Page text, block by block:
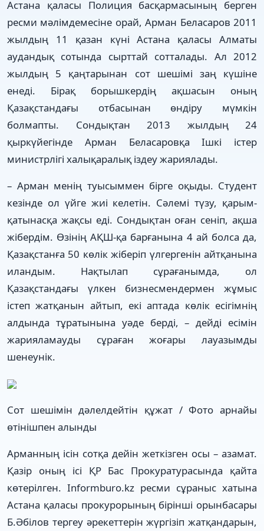
Астана қаласы Полиция басқармасының берген
ресми мәлімдемесіне орай, Арман Беласаров 2011
жылдың 11 қазан күні Астана қаласы Алматы
аудандық сотында сырттай сотталады. Ал 2012
жылдың 5 қаңтарынан сот шешімі заң күшіне
енеді. Бірақ борышкердің ақшасын оның
Қазақстандағы отбасынан өндіру мүмкін
болмапты. Сондықтан 2013 жылдың 24
қыркүйегінде Арман Беласаровқа Ішкі істер
министрлігі халықаралық іздеу жариялады.
– Арман менің туысыммен бірге оқыды. Студент
кезінде ол үйге жиі келетін. Сәлемі түзу, қарым-
қатынасқа жақсы еді. Сондықтан оған сеніп, ақша
жібердім. Өзінің АҚШ-қа барғанына 4 ай болса да,
Қазақстанға 50 көлік жіберіп үлгергенін айтқанына
иландым. Нақтылап сұрағанымда, ол
Қазақстандағы үлкен бизнесмендермен жұмыс
істеп жатқанын айтып, екі аптада көлік есігімнің
алдында тұратынына уәде берді, – дейді есімін
жарияламауды сұраған жоғары лауазымды
шенеунік.
Сот шешімін дәлелдейтін құжат / Фото арнайы
өтінішпен алынды
Арманның ісін сотқа дейін жеткізген осы – азамат.
Қазір оның ісі ҚР Бас Прокуратурасында қайта
көтерілген. Informburo.kz ресми сұраныс хатына
Астана қаласы прокурорының бірінші орынбасары
Б.Әбілов тергеу әрекеттерін жүргізіп жатқандарын,